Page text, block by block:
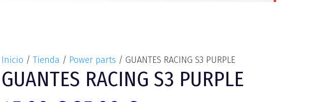
Inicio / Tienda / Power parts / GUANTES RACING S3 PURPLE
GUANTES RACING S3 PURPLE